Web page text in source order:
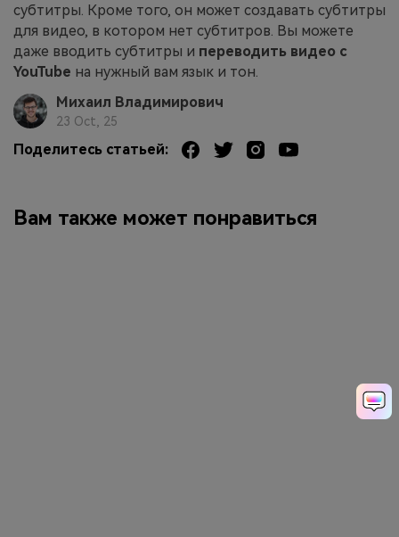
субтитры. Кроме того, он может создавать субтитры
для видео, в котором нет субтитров. Вы можете
даже вводить субтитры и переводить видео с
YouTube на нужный вам язык и тон.
Михаил Владимирович
23 Oct, 25
Поделитесь статьей:
Вам также может понравиться